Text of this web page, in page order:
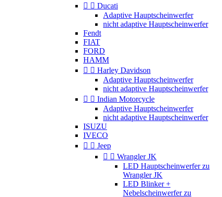
  Ducati
Adaptive Hauptscheinwerfer
nicht adaptive Hauptscheinwerfer
Fendt
FIAT
FORD
HAMM
  Harley Davidson
Adaptive Hauptscheinwerfer
nicht adaptive Hauptscheinwerfer
  Indian Motorcycle
Adaptive Hauptscheinwerfer
nicht adaptive Hauptscheinwerfer
ISUZU
IVECO
  Jeep
  Wrangler JK
LED Hauptscheinwerfer zu
Wrangler JK
LED Blinker +
Nebelscheinwerfer zu